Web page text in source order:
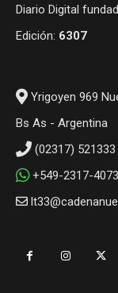
Diario Digital
Edición: 6307
Yrigoyen 969
Bs As - Argentina
(02317) 521333
+549-2317-